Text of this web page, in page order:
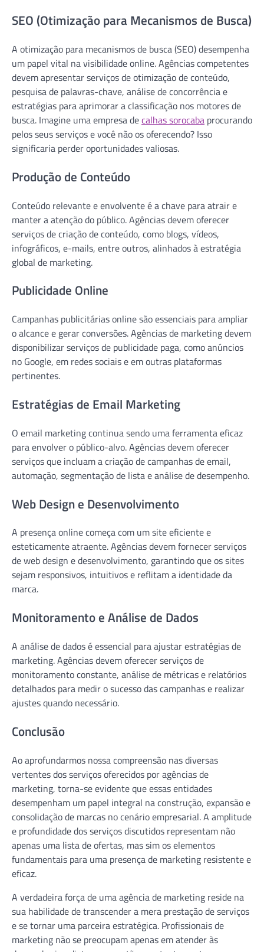
SEO (Otimização para Mecanismos de Busca)
A otimização para mecanismos de busca (SEO) desempenha
um papel vital na visibilidade online. Agências competentes
devem apresentar serviços de otimização de conteúdo,
pesquisa de palavras-chave, análise de concorrência e
estratégias para aprimorar a classificação nos motores de
busca. Imagine uma empresa decalhas sorocaba procurando
pelos seus serviços e você não os oferecendo? Isso
significaria perder oportunidades valiosas.
Produção de Conteúdo
Conteúdo relevante e envolvente é a chave para atrair e
manter a atenção do público. Agências devem oferecer
serviços de criação de conteúdo, como blogs, vídeos,
infográficos, e-mails, entre outros, alinhados à estratégia
global de marketing.
Publicidade Online
Campanhas publicitárias online são essenciais para ampliar
o alcance e gerar conversões. Agências de marketing devem
disponibilizar serviços de publicidade paga, como anúncios
no Google, em redes sociais e em outras plataformas
pertinentes.
Estratégias de Email Marketing
O email marketing continua sendo uma ferramenta eficaz
para envolver o público-alvo. Agências devem oferecer
serviços que incluam a criação de campanhas de email,
automação, segmentação de lista e análise de desempenho.
Web Design e Desenvolvimento
A presença online começa com um site eficiente e
esteticamente atraente. Agências devem fornecer serviços
de web design e desenvolvimento, garantindo que os sites
sejam responsivos, intuitivos e reflitam a identidade da
marca.
Monitoramento e Análise de Dados
A análise de dados é essencial para ajustar estratégias de
marketing. Agências devem oferecer serviços de
monitoramento constante, análise de métricas e relatórios
detalhados para medir o sucesso das campanhas e realizar
ajustes quando necessário.
Conclusão
Ao aprofundarmos nossa compreensão nas diversas
vertentes dos serviços oferecidos por agências de
marketing, torna-se evidente que essas entidades
desempenham um papel integral na construção, expansão e
consolidação de marcas no cenário empresarial. A amplitude
e profundidade dos serviços discutidos representam não
apenas uma lista de ofertas, mas sim os elementos
fundamentais para uma presença de marketing resistente e
eficaz.
A verdadeira força de uma agência de marketing reside na
sua habilidade de transcender a mera prestação de serviços
e se tornar uma parceira estratégica. Profissionais de
marketing não se preocupam apenas em atender às